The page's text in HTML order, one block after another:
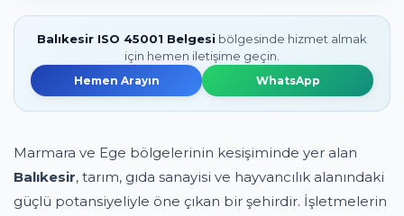
Balıkesir ISO 45001 Belgesi bölgesinde hizmet almak
için hemen iletişime geçin.
Hemen Arayın WhatsApp
Marmara ve Ege bölgelerinin kesişiminde yer alan
Balıkesir, tarım, gıda sanayisi ve hayvancılık alanındaki
güçlü potansiyeliyle öne çıkan bir şehirdir. İşletmelerin